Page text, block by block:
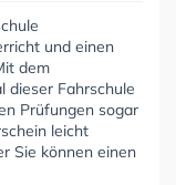
und einen
dem
dieser Fahrschule
Prüfungen sogar
leicht
Sie können einen